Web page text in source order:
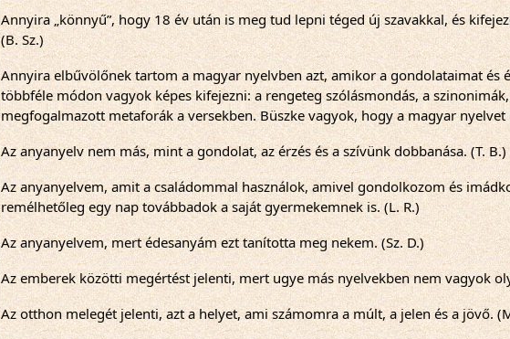
Annyira „könnyű”, hogy 18 év után is meg tud lepni téged új szavakkal, és
(B. Sz.)
Annyira elbűvölőnek tartom a magyar nyelvben azt, amikor a gondolataimat és
többféle módon vagyok képes kifejezni: a rengeteg szólásmondás, a
megfogalmazott metaforák a versekben. Büszke vagyok, hogy a magyar nyelvet
Az anyanyelv nem más, mint a gondolat, az érzés és a szívünk dobbanása. (T. B.)
Az anyanyelvem, amit a családommal használok, amivel gondolkozom és
remélhetőleg egy nap továbbadok a saját gyermekemnek is. (L. R.)
Az anyanyelvem, mert édesanyám ezt tanította meg nekem. (Sz. D.)
Az emberek közötti megértést jelenti, mert ugye más nyelvekben nem vagyok
Az otthon melegét jelenti, azt a helyet, ami számomra a múlt, a jelen és a jövő.